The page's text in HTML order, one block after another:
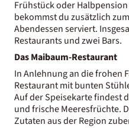
Frühstück oder
bekommst du zusätzlich
Abendessen serviert.
Restaurants und zwei Bars.
Das Maibaum-Restaurant
In Anlehnung an die frohen
Restaurant mit bunten
Auf der Speisekarte findest
und frische Meeresfrüchte.
Zutaten aus der Region